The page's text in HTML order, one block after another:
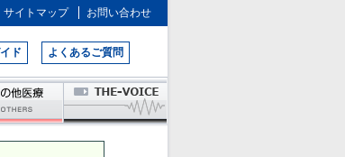
サイトマップ お問い合わせ
ド よくあるご質問